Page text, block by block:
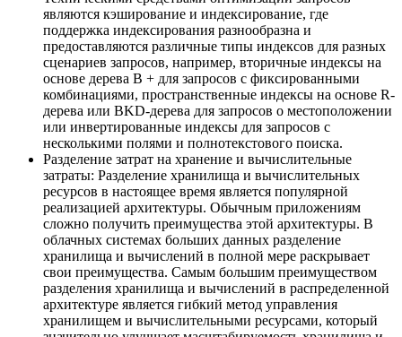
являются кэширование и индексирование, где
поддержка индексирования разнообразна и
предоставляются различные типы индексов для разных
сценариев запросов, например, вторичные индексы на
основе дерева B + для запросов с фиксированными
комбинациями, пространственные индексы на основе R-
дерева или BKD-дерева для запросов о местоположении
или инвертированные индексы для запросов с
несколькими полями и полнотекстового поиска.
Разделение затрат на хранение и вычислительные
затраты: Разделение хранилища и вычислительных
ресурсов в настоящее время является популярной
реализацией архитектуры. Обычным приложениям
сложно получить преимущества этой архитектуры. В
облачных системах больших данных разделение
хранилища и вычислений в полной мере раскрывает
свои преимущества. Самым большим преимуществом
разделения хранилища и вычислений в распределенной
архитектуре является гибкий метод управления
хранилищем и вычислительными ресурсами, который